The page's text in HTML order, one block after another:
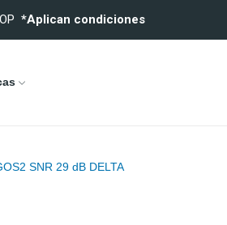
*Aplican condiciones
SNR 29 dB DELTA